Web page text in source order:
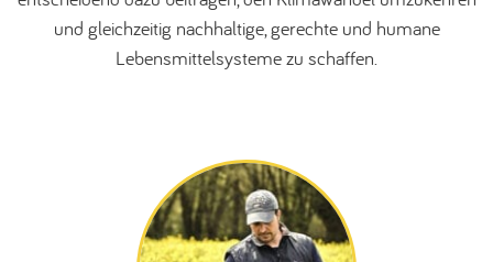
und gleichzeitig nachhaltige, gerechte und humane
Lebensmittelsysteme zu schaffen.